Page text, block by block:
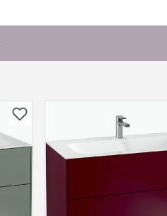
spørsmålet for andre?
INN SPØRSMÅL
og svaret vil bli vist